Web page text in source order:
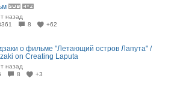
назад
8 +62
о фильме "Летающий остров Лапута" /
on Creating Laputa
назад
8 +3